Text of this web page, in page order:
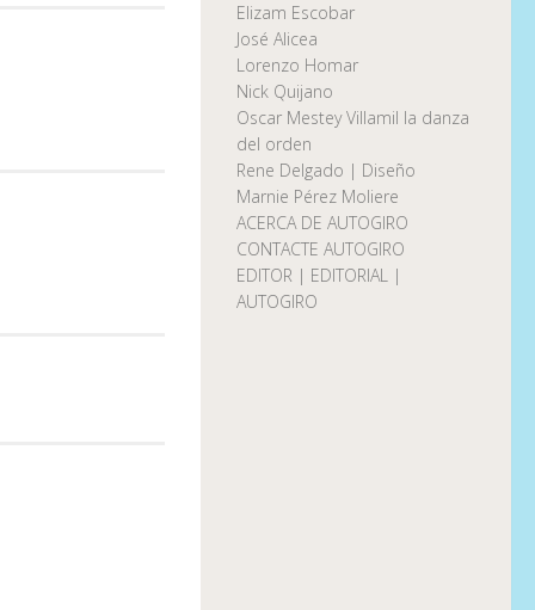
Elizam Escobar
José Alicea
Lorenzo Homar
Nick Quijano
Oscar Mestey Villamil la danza
del orden
Rene Delgado | Diseño
Marnie Pérez Moliere
ACERCA DE AUTOGIRO
CONTACTE AUTOGIRO
EDITOR | EDITORIAL |
AUTOGIRO